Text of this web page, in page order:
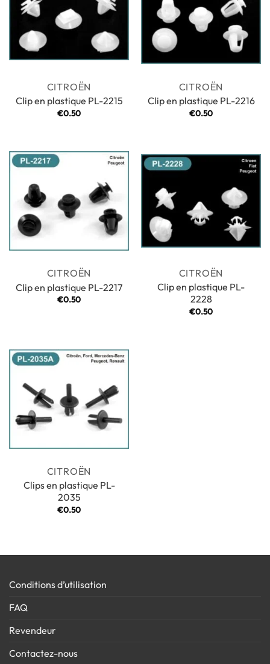
CITROËN
Clip en plastique PL-2215
€0.50
CITROËN
Clip en plastique PL-2216
€0.50
CITROËN
Clip en plastique PL-2217
€0.50
CITROËN
Clip en plastique PL-
2228
€0.50
CITROËN
Clips en plastique PL-
2035
€0.50
Conditions d’utilisation
FAQ
Revendeur
Contactez-nous